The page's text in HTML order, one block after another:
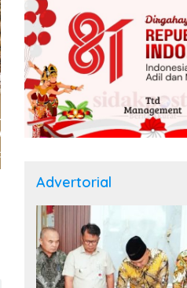
Advertorial